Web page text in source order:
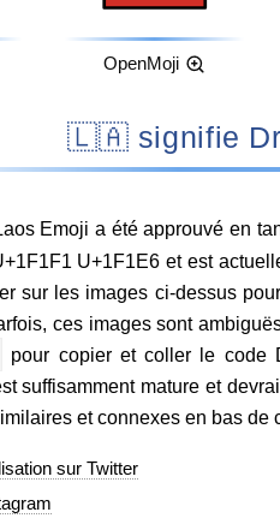
OpenMoji
🇱🇦 signifie
Emoji a été approuvé en
U+1F1E6 et est
sur les images ci-dessus
ces images sont
pour copier et coller le code
suffisamment mature et
et connexes en bas de
sur Twitter